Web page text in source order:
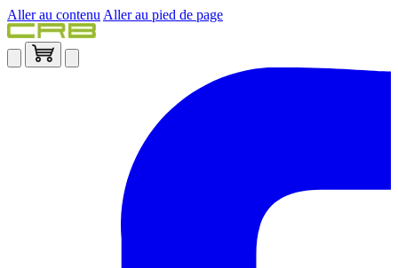
Aller au contenu Aller au pied de page